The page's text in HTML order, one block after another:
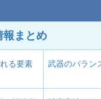
報まとめ
る要素
武器のバラン